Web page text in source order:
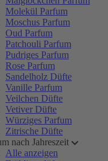
Molekül Parfum
Moschus Parfum
Oud Parfum
Patchouli Parfum
Pudriges Parfum
Rose Parfum
Sandelholz Düfte
Vanille Parfum
Veilchen Düfte
Vetiver Düfte
Würziges Parfum
Zitrische Düfte
nach Jahreszeit
Alle anzeigen